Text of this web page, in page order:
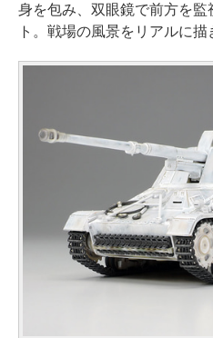
身を包み、双眼鏡で前方を
ト。戦場の風景をリアルに描